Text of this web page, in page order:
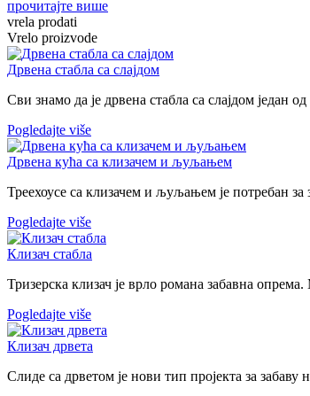
прочитајте више
vrela prodati
Vrelo proizvode
Дрвена стабла са слајдом
Сви знамо да је дрвена стабла са слајдом један
Pogledajte više
Дрвена кућа са клизачем и љуљањем
Треехоусе са клизачем и љуљањем је потребан
Pogledajte više
Клизач стабла
Тризерска клизач је врло романа забавна
Pogledajte više
Клизач дрвета
Слиде са дрветом је нови тип пројекта за